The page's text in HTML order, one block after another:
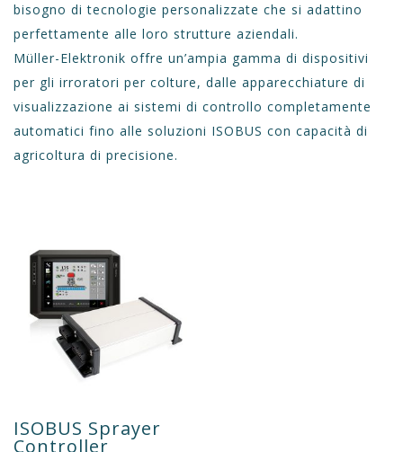
bisogno di tecnologie personalizzate che si adattino
perfettamente alle loro strutture aziendali.
Müller-Elektronik offre un’ampia gamma di dispositivi
per gli irroratori per colture, dalle apparecchiature di
visualizzazione ai sistemi di controllo completamente
automatici fino alle soluzioni ISOBUS con capacità di
agricoltura di precisione.
ISOBUS Sprayer
Controller